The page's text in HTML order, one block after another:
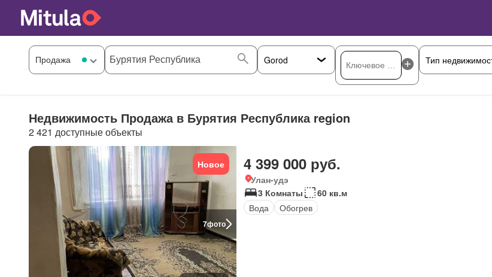
Недвижимость Продажа в Бурятия Республика region
2 421 доступные объекты
7фото
Новое 4 399 000 руб.
Улан-удэ
3 Комнаты
60 кв.м
Вода
Обогрев